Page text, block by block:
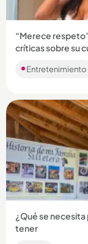
“Merece
críticas sobre su
“Amo mis
esposo Cristiano
Entretenimiento
¿Qué se necesita
tener